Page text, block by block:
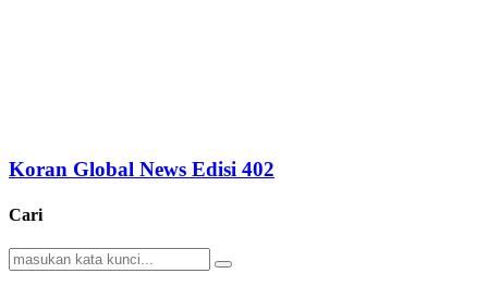
Koran Global News Edisi 402
Cari
Search
for:
Search